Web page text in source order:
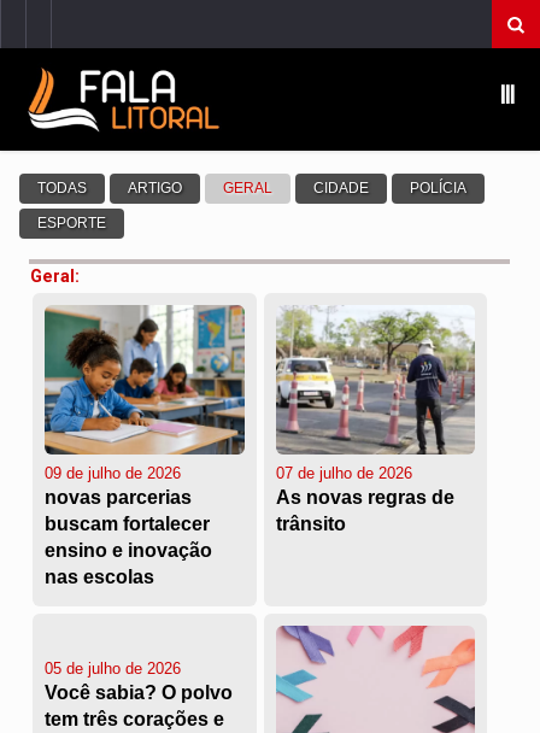
Geral:
09 de julho de 2026
novas parcerias
buscam fortalecer
ensino e inovação
nas escolas
07 de julho de 2026
As novas regras de
trânsito
05 de julho de 2026
Você sabia? O polvo
tem três corações e